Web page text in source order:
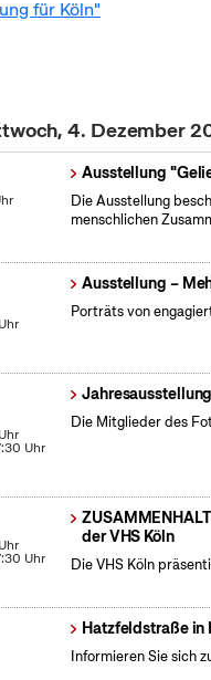
für Köln"
4. Dezember
Ausstellung
Die Ausstellung
menschlichen
Ausstellung –
Porträts von
Uhr
Die Mitglieder des
Uhr
der VHS Köln
Die VHS Köln
Hatzfeldstraße in
Informieren Sie sich